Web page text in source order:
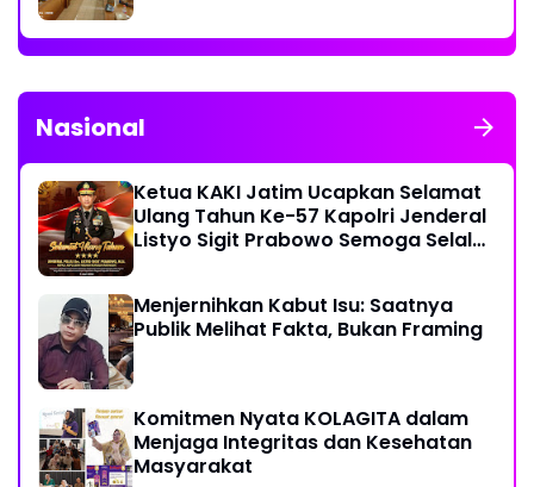
Nasional
Ketua KAKI Jatim Ucapkan Selamat
Ulang Tahun Ke-57 Kapolri Jenderal
Listyo Sigit Prabowo Semoga Selalu
Menjernihkan Kabut Isu: Saatnya
Publik Melihat Fakta, Bukan Framing
Komitmen Nyata KOLAGITA dalam
Menjaga Integritas dan Kesehatan
Masyarakat